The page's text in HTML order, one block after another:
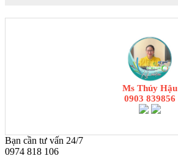
Ms Thúy Hậu
0903 839856
Bạn cần tư vấn 24/7
0974 818 106